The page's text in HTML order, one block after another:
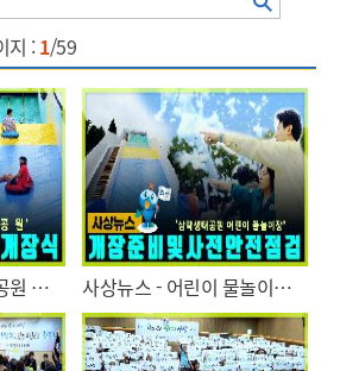
열기
열기
지 :1/59
는 인터넷익스플로러를 지원하지 않습니다.
하시려면
라 등)를 하시기 바랍니다"
사상뉴스 - 삼락생태공원 어린이 물놀이장 개장 사상뉴스 - 어린이 물놀이장 개장준비 및 사전안전점검